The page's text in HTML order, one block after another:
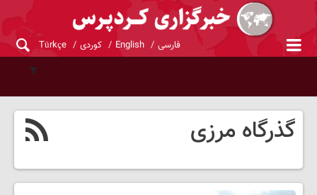
فارسی English کوردی Türkçe
گذرگاه مرزی